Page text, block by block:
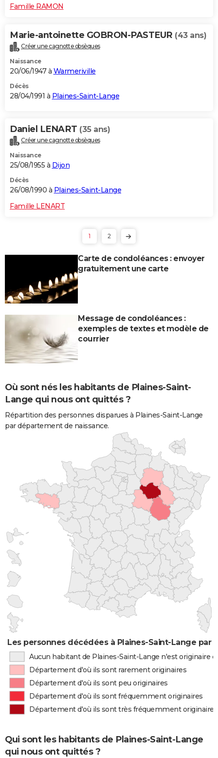
Famille RAMON
Marie-antoinette GOBRON-PASTEUR (43 ans)
Créer une cagnotte obsèques
Naissance
20/06/1947 à Warmeriville
Décès
28/04/1991 à Plaines-Saint-Lange
Daniel LENART (35 ans)
Créer une cagnotte obsèques
Naissance
25/08/1955 à Dijon
Décès
26/08/1990 à Plaines-Saint-Lange
Famille LENART
1 2
Carte de condoléances : envoyer
gratuitement une carte
Message de condoléances :
exemples de textes et modèle de
courrier
Où sont nés les habitants de Plaines-Saint-
Lange qui nous ont quittés ?
Répartition des personnes disparues à Plaines-Saint-Lange
par département de naissance.
Les personnes décédées à Plaines-Saint-Lange par
Aucun habitant de Plaines-Saint-Lange n'est originaire
Département d'où ils sont rarement originaires
Département d'où ils sont peu originaires
Département d'où ils sont fréquemment originaires
Département d'où ils sont très fréquemment originaires
Qui sont les habitants de Plaines-Saint-Lange
qui nous ont quittés ?